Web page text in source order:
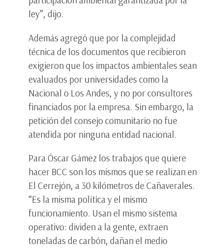
ley”, dijo.
Además agregó que por la complejidad
técnica de los documentos que recibieron
exigieron que los impactos ambientales sean
evaluados por universidades como la
Nacional o Los Andes, y no por consultores
financiados por la empresa. Sin embargo, la
petición del consejo comunitario no fue
atendida por ninguna entidad nacional.
Para Óscar Gámez los trabajos que quiere
hacer BCC son los mismos que se realizan en
El Cerrejón, a 30 kilómetros de Cañaverales.
“Es la misma política y el mismo
funcionamiento. Usan el mismo sistema
operativo: dividen a la gente, extraen
toneladas de carbón, dañan el medio